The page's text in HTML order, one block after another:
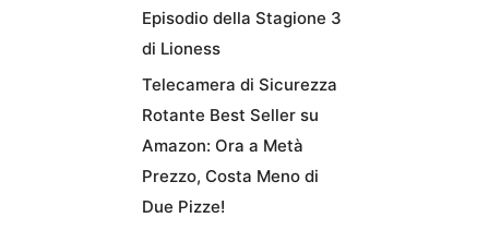
Episodio della Stagione 3
di Lioness
Telecamera di Sicurezza
Rotante Best Seller su
Amazon: Ora a Metà
Prezzo, Costa Meno di
Due Pizze!